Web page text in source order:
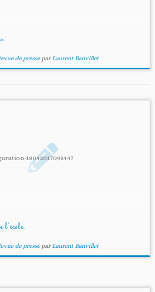
de presse parLaurent Banvillet
18042017092447
de presse parLaurent Banvillet